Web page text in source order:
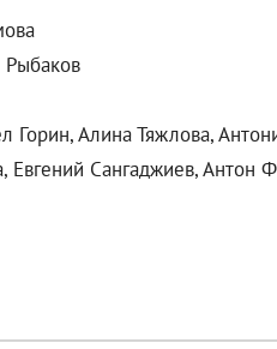
Алина Тяжлова,
Сангаджиев,